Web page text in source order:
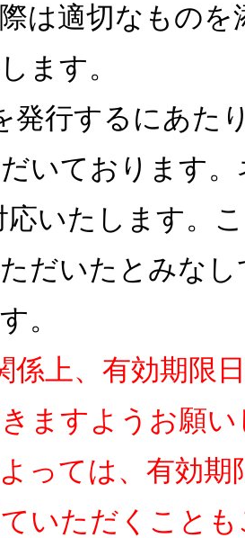
は適切なもの
ます。
発行するにあた
いております
応いたします。
だいたとみな
。
係上、有効期限
ますようお願
っては、有効
いただくこと